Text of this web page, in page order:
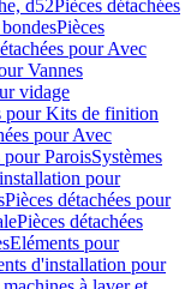
d52Pièces détachées
Pièces
pour Avec
Vannes
vidage
pour Kits de finition
pour Avec
pour ParoisSystèmes
pour
Pièces détachées pour
Pièces détachées
Eléments pour
d'installation pour